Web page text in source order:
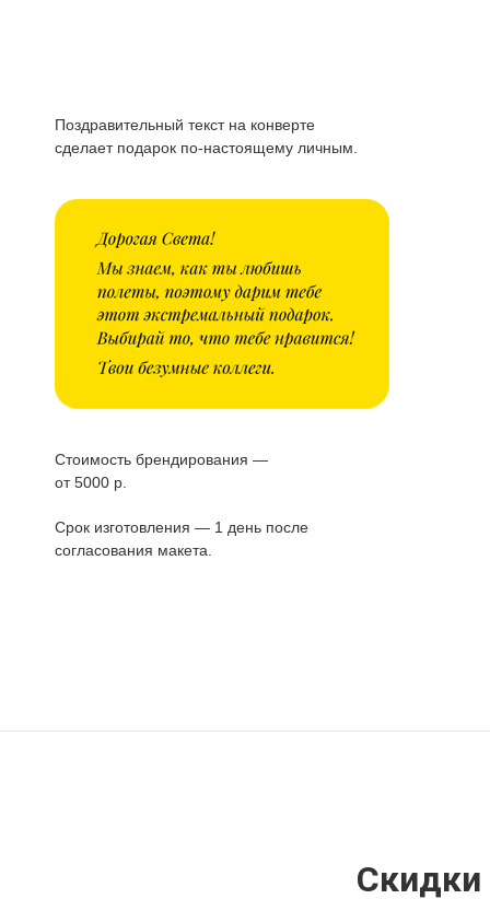
Поздравительный текст на конверте
сделает подарок по-настоящему личным.
Стоимость брендирования —
от 5000 р.
Срок изготовления — 1 день после
согласования макета.
Скидки